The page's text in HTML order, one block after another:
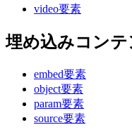
video要素
埋め込みコンテ
embed要素
object要素
param要素
source要素